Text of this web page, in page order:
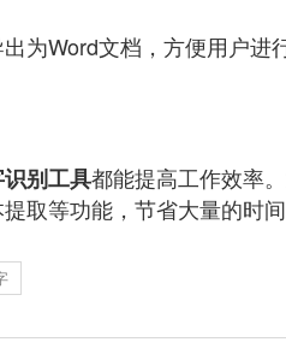
为Word文档，方便用户进
别工具都能提高工作效率
取等功能，节省大量的时间